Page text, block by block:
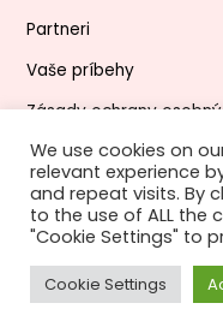
Partneri
Vaše príbehy
Zásady ochrany
údajov
©Lekári ženám2026
WordPress
We use cookies on
relevant experience
and repeat visits. By
to the use of ALL the
"Cookie Settings" to
Cookie Settings